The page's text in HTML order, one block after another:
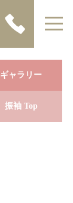
ギャラリー
振袖 Top